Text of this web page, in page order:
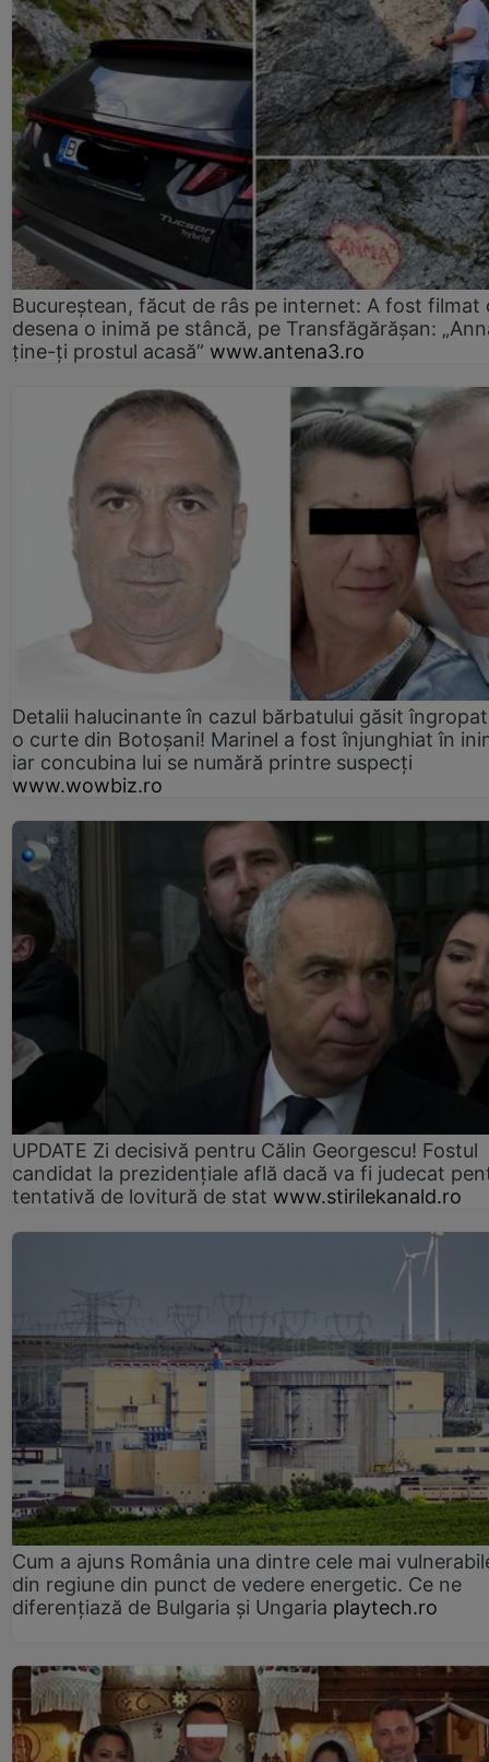
Bucureștean, făcut de râs pe internet: A fost filmat
desena o inimă pe stâncă, pe Transfăgărășan:
ține-ți prostul acasă” www.antena3.ro
Detalii halucinante în cazul bărbatului găsit
o curte din Botoșani! Marinel a fost înjunghiat în
iar concubina lui se numără printre suspecți
www.wowbiz.ro
UPDATE Zi decisivă pentru Călin Georgescu! Fostul
candidat la prezidențiale află dacă va fi judecat
tentativă de lovitură de stat www.stirilekanald.ro
Cum a ajuns România una dintre cele mai
din regiune din punct de vedere energetic. Ce ne
diferențiază de Bulgaria și Ungaria playtech.ro